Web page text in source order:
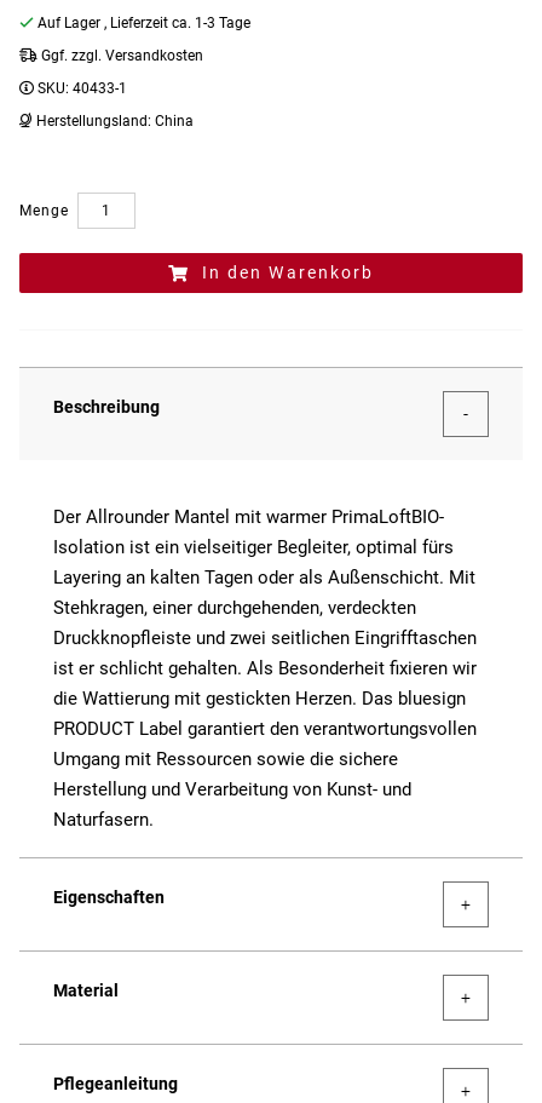
Auf Lager , Lieferzeit ca. 1-3 Tage
Ggf. zzgl. Versandkosten
SKU: 40433-1
Herstellungsland: China
Menge
In den Warenkorb
Beschreibung
Der Allrounder Mantel mit warmer PrimaLoftBIO-
Isolation ist ein vielseitiger Begleiter, optimal fürs
Layering an kalten Tagen oder als Außenschicht. Mit
Stehkragen, einer durchgehenden, verdeckten
Druckknopfleiste und zwei seitlichen Eingrifftaschen
ist er schlicht gehalten. Als Besonderheit fixieren wir
die Wattierung mit gestickten Herzen. Das bluesign
PRODUCT Label garantiert den verantwortungsvollen
Umgang mit Ressourcen sowie die sichere
Herstellung und Verarbeitung von Kunst- und
Naturfasern.
Eigenschaften
Material
Pflegeanleitung